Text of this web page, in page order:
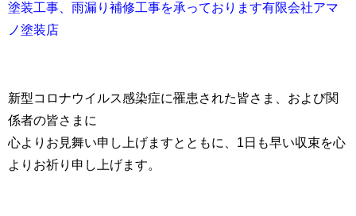
塗装工事、雨漏り補修工事を承っております有限会社アマ
ノ塗装店
新型コロナウイルス感染症に罹患された皆さま、および関
係者の皆さまに
心よりお見舞い申し上げますとともに、1日も早い収束を心
よりお祈り申し上げます。